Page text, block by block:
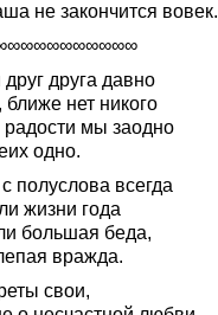
не закончится вовек.
друга давно
нет никого
радости мы заодно
одно.
полуслова всегда
жизни года
большая беда,
вражда.
свои,